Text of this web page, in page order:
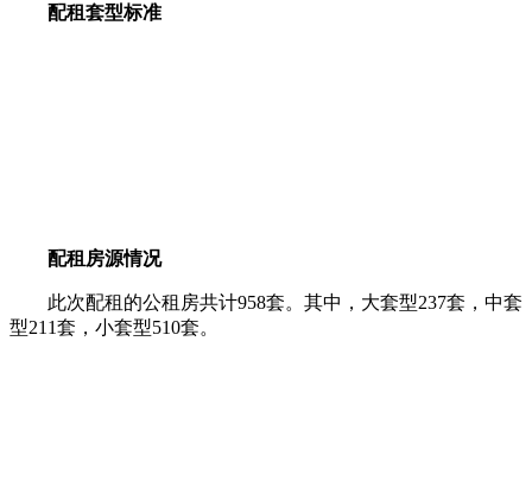
配租套型标准
配租房源情况
此次配租的公租房共计958套。其中，大套型237套，中套
型211套，小套型510套。